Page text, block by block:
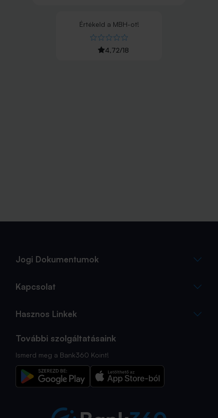
Értékeld a MBH-ot!
4,72/18
Jogi Dokumentumok
Kapcsolat
Hasznos Linkek
További szolgáltatásaink
Ismerd meg a Bank360 Koint!